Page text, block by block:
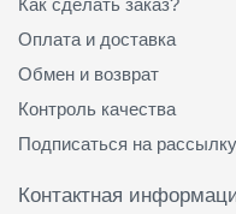
Как сделать заказ?
Оплата и доставка
Обмен и возврат
Контроль качества
Подписаться на рассылку
Контактная